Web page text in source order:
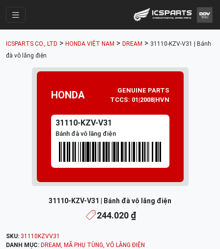
Parts Catalogue
Mã Phụ Tùng
Tài khoản
ICSPARTS CO., LTD > HONDA VIỆT NAM > DREAM > 31110-KZV-V31 | Bánh
đà vô lăng điện
HONDA
GENUINE PARTS
TCCS: 01|2008|HVN
31110-KZV-V31
Bánh đà vô lăng điện
31110-KZV-V31 | Bánh đà vô lăng điện
244.020 ₫
SKU: 31110KZVV31
DANH MỤC: DREAM, MÃ PHỤ TÙNG, VÔ LĂNG ĐIỆN